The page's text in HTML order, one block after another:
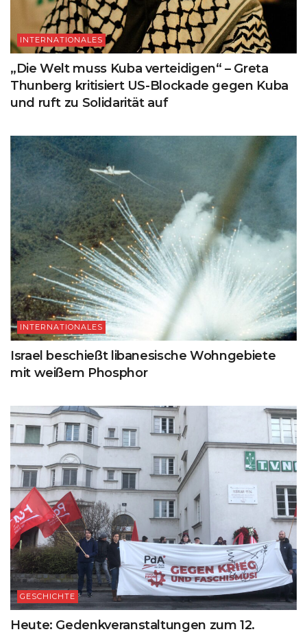
INTERNATIONALES
„Die Welt muss Kuba verteidigen“ – Greta
Thunberg kritisiert US-Blockade gegen Kuba
und ruft zu Solidarität auf
INTERNATIONALES
Israel beschießt libanesische Wohngebiete
mit weißem Phosphor
GESCHICHTE
Heute: Gedenkveranstaltungen zum 12.